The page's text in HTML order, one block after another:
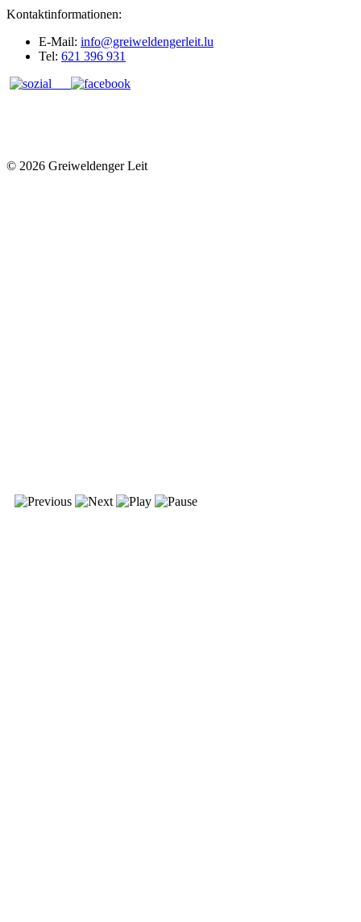
Kontaktinformationen:
E-Mail: info@greiweldengerleit.lu
Tel: 621 396 931
© 2026 Greiweldenger Leit